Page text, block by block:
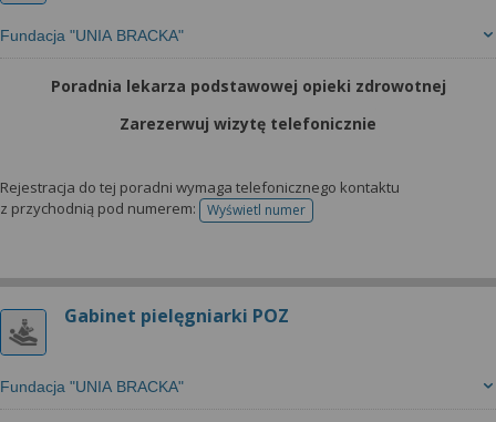
Fundacja "UNIA BRACKA"
Poradnia lekarza podstawowej opieki zdrowotnej
Zarezerwuj wizytę telefonicznie
Rejestracja do tej poradni wymaga telefonicznego kontaktu
z przychodnią pod numerem:
Wyświetl numertelefonu do rejestracji
Gabinet pielęgniarki POZ
Fundacja "UNIA BRACKA"